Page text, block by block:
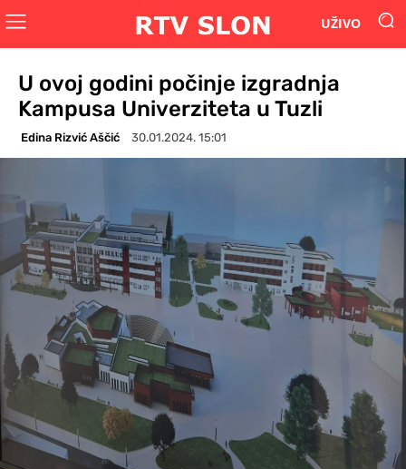
UŽIVO
U ovoj godini počinje izgradnja
Kampusa Univerziteta u Tuzli
Edina Rizvić Aščić 30.01.2024. 15:01